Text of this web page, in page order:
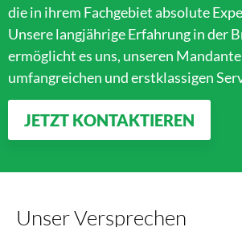
die in ihrem Fachgebiet absolute
Unsere langjährige Erfahrung in der
ermöglicht es uns, unseren
umfangreichen und erstklassigen
JETZT KONTAKTIEREN
Unser Versprechen